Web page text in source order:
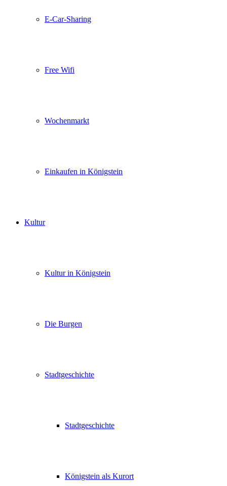
E-Car-Sharing
Free Wifi
Wochenmarkt
Einkaufen in Königstein
Kultur
Kultur in Königstein
Die Burgen
Stadtgeschichte
Stadtgeschichte
Königstein als Kurort